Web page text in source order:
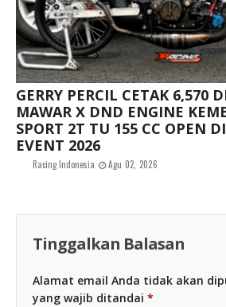
GERRY PERCIL CETAK 6,570
MAWAR X DND ENGINE
SPORT 2T TU 155 CC OPEN
EVENT 2026
Racing Indonesia Agu 02, 2026
Tinggalkan Balasan
Alamat email Anda tidak akan
yang wajib ditandai *